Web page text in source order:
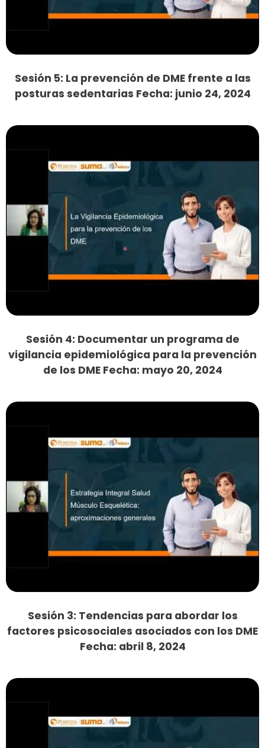
Sesión 5: La prevención de DME frente a las
posturas sedentarias Fecha: junio 24, 2024
Sesión 4: Documentar un programa de
vigilancia epidemiológica para la prevención
de los DME Fecha: mayo 20, 2024
Sesión 3: Tendencias para abordar los
factores psicosociales asociados con los DME
Fecha: abril 8, 2024